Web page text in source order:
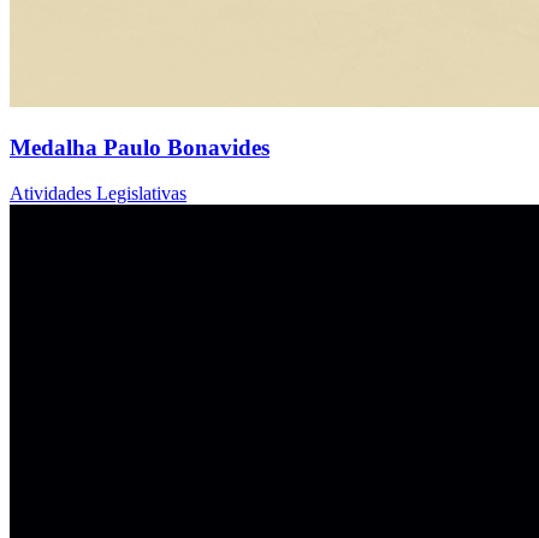
Medalha Paulo Bonavides
Atividades Legislativas